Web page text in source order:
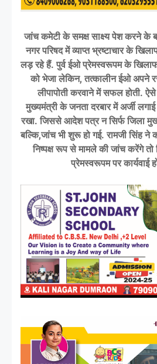
जांच कमेटी के समक्ष साक्ष्य पेश करने के
नगर परिषद में व्याप्त भ्रष्टाचार के
लड़ रहे हैं. पुर्व ईओ प्रेमस्वरूपम के
को भेजा लेकिन, तत्कालीन ईओ अपने
लीपापोती करवाने में सफल होती.
मुख्यमंत्री के जनता दरबार में अर्जी
रखा. जिससे आदेश पत्र न सिर्फ जिला
बल्कि,जांच भी शुरू हो गई. रामजी सिंह ने
निष्पक्ष रूप से मामले की जांच करेंगे
प्रेमस्वरूपम पर कार्यवाई